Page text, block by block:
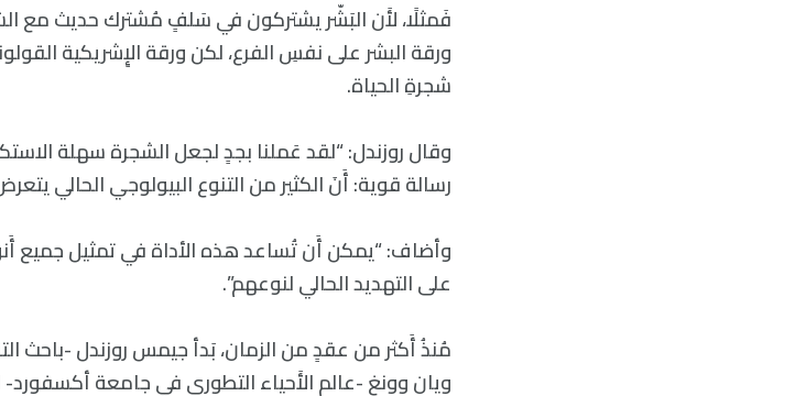
فَمثلًا، لأَن البَشّر يشتركون في سَلفٍ مُشترك حديث مع
ورقة البشر على نفسِ الفرع، لكن ورقة الإِشريكية
شجرةِ الحياة.
وقال روزندل: “لقد عَملنا بجدٍ لجعل الشجرة سهلة
رسالة قوية: أَنَ الكثير من التنوع البيولوجي الحالي
وأضاف: “يمكن أَن تُساعد هذه الأداة في تمثيل جميع
على التهديد الحالي لنوعهم”.
مُنذُ أَكثر من عقدٍ من الزمان، بَدأ جيمس روزندل -باحث